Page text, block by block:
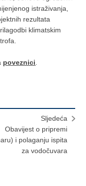
istraživanja,
rezultata
klimatskim
poveznici
Sljedeća
Obavijest o pripremi
i polaganju ispita
za vodočuvara